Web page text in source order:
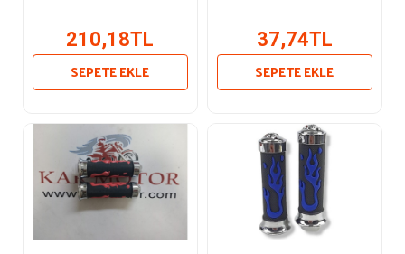
210,18TL
SEPETE EKLE
37,74TL
SEPETE EKLE